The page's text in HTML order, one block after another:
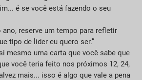
é se você está fazendo o seu
ano, reserve um tempo para refletir
tipo de líder eu quero ser.”
mesmo uma carta que você sabe que
você teria feito nos próximos 12, 24,
mais... isso é algo que vale a pena